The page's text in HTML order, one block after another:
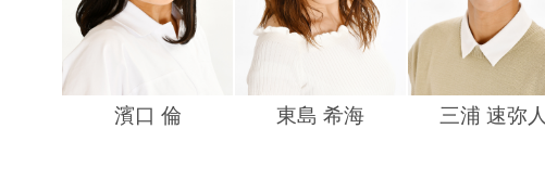
濱口 倫 東島 希海 三浦 速弥人